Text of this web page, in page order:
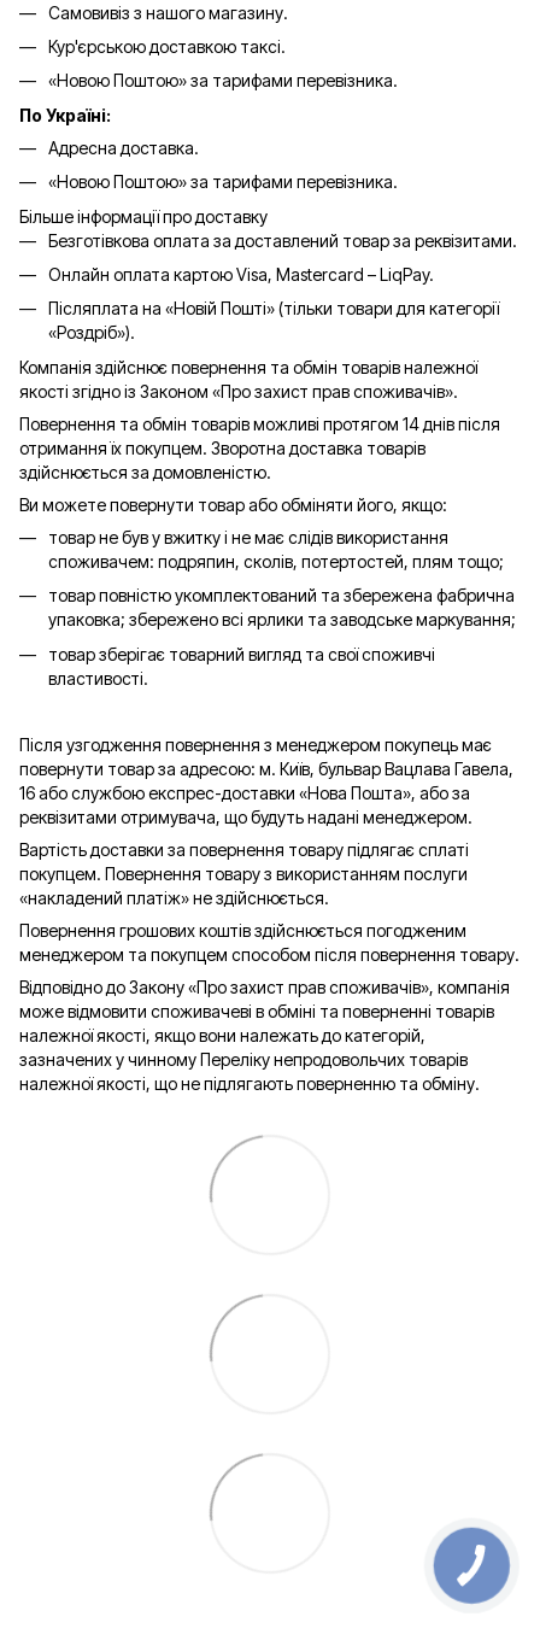
Самовивіз з нашого магазину.
Кур'єрською доставкою таксі.
«Новою Поштою» за тарифами перевізника.
По Україні:
Адресна доставка.
«Новою Поштою» за тарифами перевізника.
Більше інформації про доставку
Безготівкова оплата за доставлений товар за реквізитами.
Онлайн оплата картою Visa, Mastercard – LiqPay.
Післяплата на «Новій Пошті» (тільки товари для категорії
«Роздріб»).
Компанія здійснює повернення та обмін товарів належної
якості згідно із Законом «Про захист прав споживачів».
Повернення та обмін товарів можливі протягом 14 днів після
отримання їх покупцем. Зворотна доставка товарів
здійснюється за домовленістю.
Ви можете повернути товар або обміняти його, якщо:
товар не був у вжитку і не має слідів використання
споживачем: подряпин, сколів, потертостей, плям тощо;
товар повністю укомплектований та збережена фабрична
упаковка; збережено всі ярлики та заводське маркування;
товар зберігає товарний вигляд та свої споживчі
властивості.
Після узгодження повернення з менеджером покупець має
повернути товар за адресою: м. Київ, бульвар Вацлава Гавела,
16 або службою експрес-доставки «Нова Пошта», або за
реквізитами отримувача, що будуть надані менеджером.
Вартість доставки за повернення товару підлягає сплаті
покупцем. Повернення товару з використанням послуги
«накладений платіж» не здійснюється.
Повернення грошових коштів здійснюється погодженим
менеджером та покупцем способом після повернення товару.
Відповідно до Закону «Про захист прав споживачів», компанія
може відмовити споживачеві в обміні та поверненні товарів
належної якості, якщо вони належать до категорій,
зазначених у чинному Переліку непродовольчих товарів
належної якості, що не підлягають поверненню та обміну.